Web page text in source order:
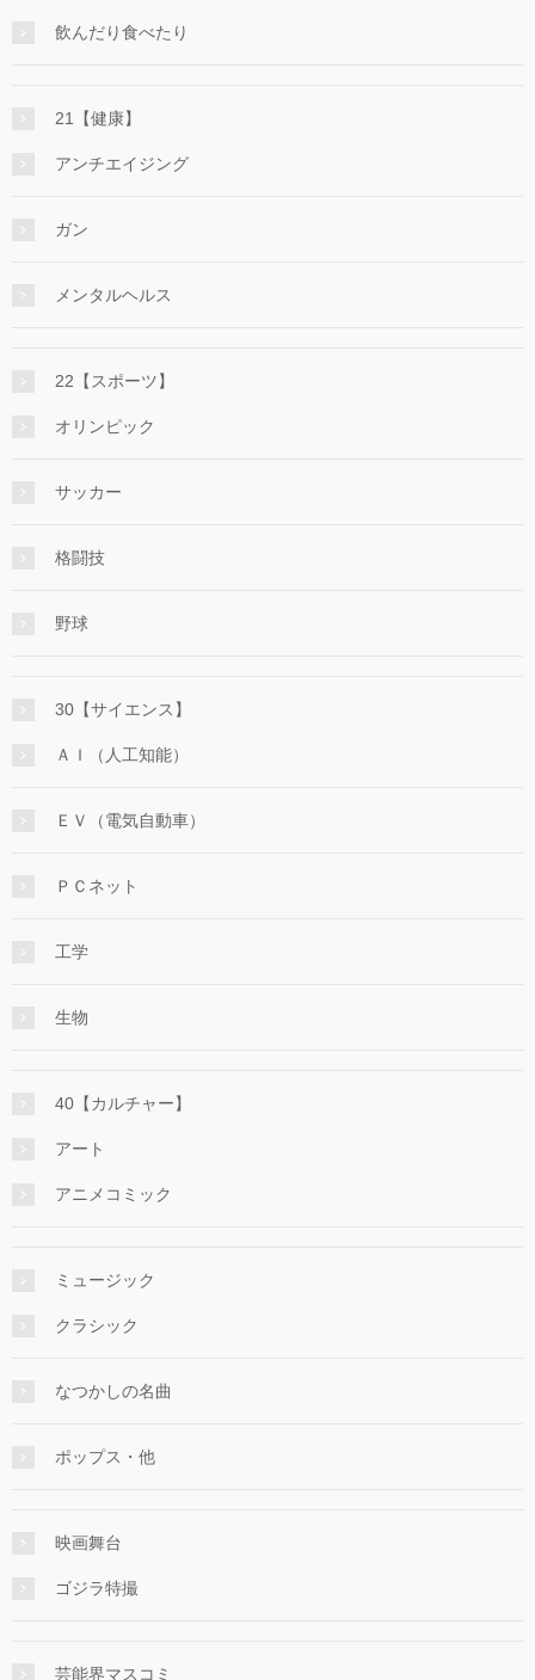
飲んだり食べたり
21【健康】
アンチエイジング
ガン
メンタルヘルス
22【スポーツ】
オリンピック
サッカー
格闘技
野球
30【サイエンス】
ＡＩ（人工知能）
ＥＶ（電気自動車）
ＰＣネット
工学
生物
40【カルチャー】
アート
アニメコミック
ミュージック
クラシック
なつかしの名曲
ポップス・他
映画舞台
ゴジラ特撮
芸能界マスコミ